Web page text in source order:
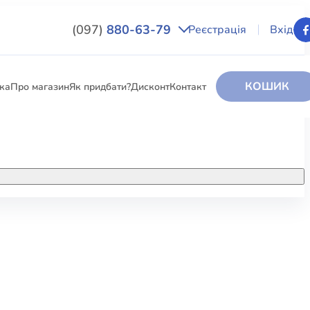
(097) 880-63-79 Реєстрація Вхід
Про магазинЯк придбати?ДисконтКонтакт КОШИК